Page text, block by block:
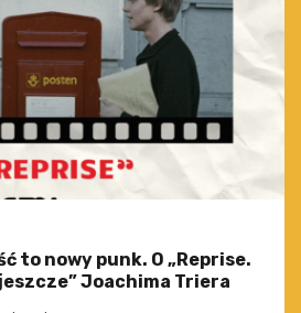
to nowy punk. O „Reprise.
Joachima Triera